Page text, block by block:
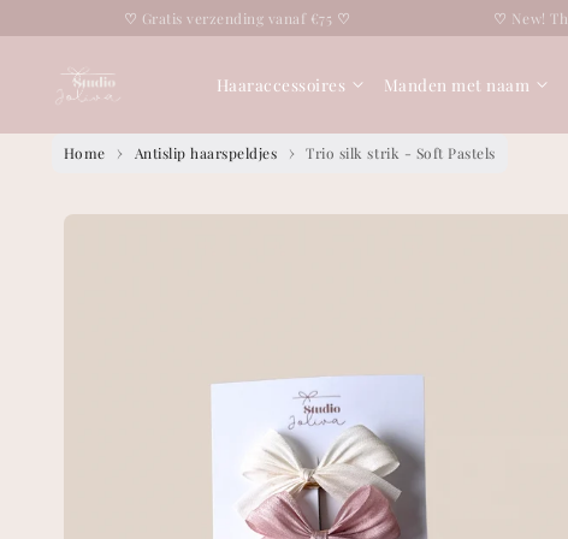
tekst
Gratis verzending vanaf €75♡ New! The Mombag♡
Haaraccessoires Manden met naam
Home Antislip haarspeldjes Trio silk strik - Soft Pastels
Overslaan naar